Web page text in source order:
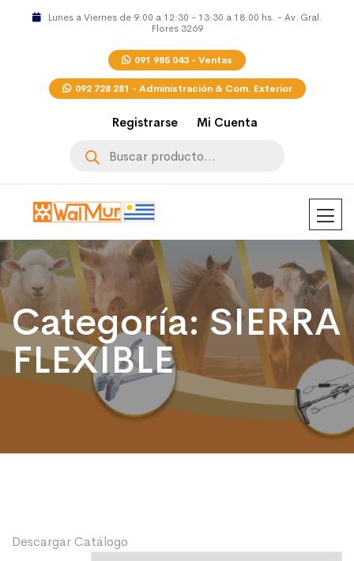
Lunes a Viernes de 9:00 a 12:30 - 13:30 a 18:00 hs. - Av. Gral.
Flores 3269
091 985 043 - Ventas
092 728 281 - Administración & Com. Exterior
Registrarse Mi Cuenta
Categoría:SIERRA
FLEXIBLE
Descargar Catálogo